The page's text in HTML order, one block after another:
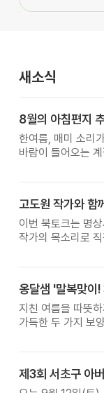
새소식
8월의 아침편지
한여름, 매미 소리
바람이 들어오는
고도원 작가와 함
이번 북토크는 명상
작가의 목소리로
옹달샘 '말복맞이!
지친 여름을 따뜻
가득한 두 가지 보